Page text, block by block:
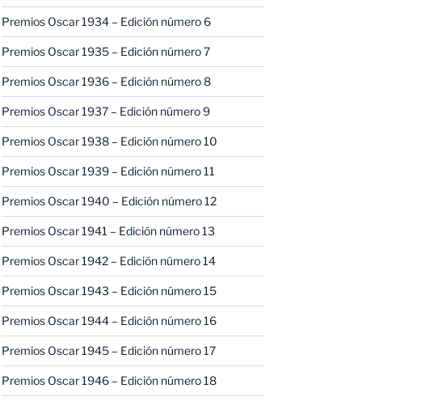
Premios Oscar 1934 – Edición número 6
Premios Oscar 1935 – Edición número 7
Premios Oscar 1936 – Edición número 8
Premios Oscar 1937 – Edición número 9
Premios Oscar 1938 – Edición número 10
Premios Oscar 1939 – Edición número 11
Premios Oscar 1940 – Edición número 12
Premios Oscar 1941 – Edición número 13
Premios Oscar 1942 – Edición número 14
Premios Oscar 1943 – Edición número 15
Premios Oscar 1944 – Edición número 16
Premios Oscar 1945 – Edición número 17
Premios Oscar 1946 – Edición número 18